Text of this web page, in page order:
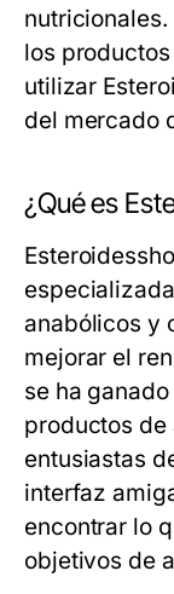
los
utilizar
del mercado
¿Qué es
anabólicos y
mejorar el
se ha
productos de
entusiastas
interfaz
encontrar lo
objetivos de